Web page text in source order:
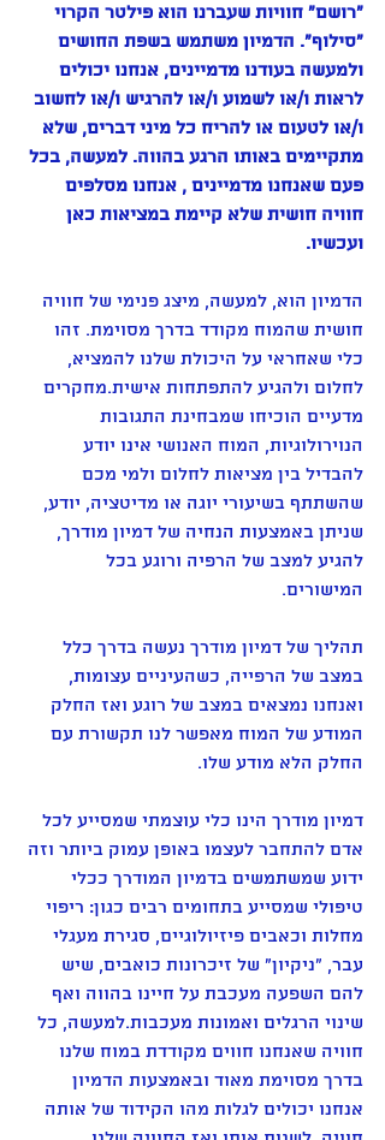
"רושם" חוויות שעברנו הוא פילטר הקרוי
"סילוף". הדמיון משתמש בשפת החושים
ולמעשה בעודנו מדמיינים, אנחנו יכולים
לראות ו/או לשמוע ו/או להרגיש ו/או לחשוב
ו/או לטעום או להריח כל מיני דברים, שלא
מתקיימים באותו הרגע בהווה. למעשה, בכל
פעם שאנחנו מדמיינים , אנחנו מסלפים
חוויה חושית שלא קיימת במציאות כאן
ועכשיו.
הדמיון הוא, למעשה, מיצג פנימי של חוויה
חושית שהמוח מקודד בדרך מסוימת. זהו
כלי שאחראי על היכולת שלנו להמציא,
לחלום ולהגיע להתפתחות אישית.מחקרים
מדעיים הוכיחו שמבחינת התגובות
הנוירולוגיות, המוח האנושי אינו יודע
להבדיל בין מציאות לחלום ולמי מכם
שהשתתף בשיעורי יוגה או מדיטציה, יודע,
שניתן באמצעות הנחיה של דמיון מודרך,
להגיע למצב של הרפיה ורוגע בכל
המישורים.
תהליך של דמיון מודרך נעשה בדרך כלל
במצב של הרפייה, כשהעיניים עצומות,
ואנחנו נמצאים במצב של רוגע ואז החלק
המודע של המוח מאפשר לנו תקשורת עם
החלק הלא מודע שלו.
דמיון מודרך הינו כלי עוצמתי שמסייע לכל
אדם להתחבר לעצמו באופן עמוק ביותר וזה
ידוע שמשתמשים בדמיון המודרך ככלי
טיפולי שמסייע בתחומים רבים כגון: ריפוי
מחלות וכאבים פיזיולוגיים, סגירת מעגלי
עבר, "ניקיון" של זיכרונות כואבים, שיש
להם השפעה מעכבת על חיינו בהווה ואף
שינוי הרגלים ואמונות מעכבות.למעשה, כל
חוויה שאנחנו חווים מקודדת במוח שלנו
בדרך מסוימת מאוד ובאמצעות הדמיון
אנחנו יכולים לגלות מהו הקידוד של אותה